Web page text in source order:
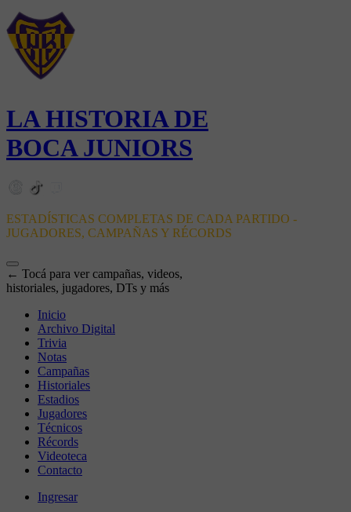
LA HISTORIA DE
BOCA JUNIORS
ESTADÍSTICAS COMPLETAS DE CADA PARTIDO -
JUGADORES, CAMPAÑAS Y RÉCORDS
← Tocá para ver campañas, videos,
historiales, jugadores, DTs y más
Inicio
Archivo Digital
Trivia
Notas
Campañas
Historiales
Estadios
Jugadores
Técnicos
Récords
Videoteca
Contacto
Ingresar